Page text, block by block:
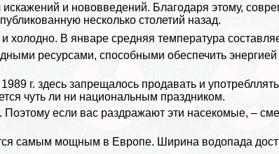
искажений и нововведений. Благодаря этому,
несколько столетий назад.
холодно. В январе средняя температура
ресурсами, способными обеспечить энергией
г. здесь запрещалось продавать и
чуть ли ни национальным праздником.
. Поэтому если вас раздражают эти насекомые, –
самым мощным в Европе. Ширина водопада